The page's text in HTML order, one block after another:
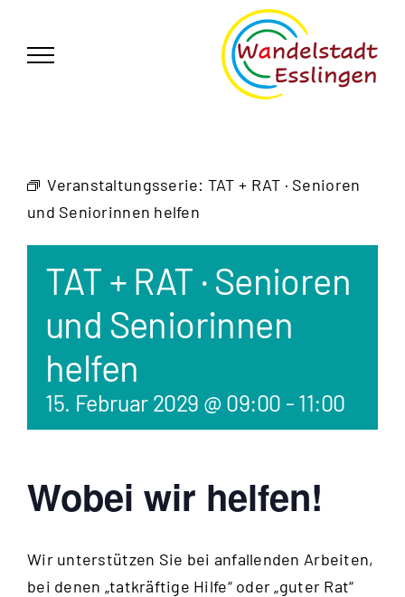
springen
Veranstaltungsserie: TAT + RAT · Senioren
und Seniorinnen helfen
TAT + RAT · Senioren
und Seniorinnen
helfen
15. Februar 2029 @ 09:00 - 11:00
Wobei wir helfen!
Wir unterstützen Sie bei anfallenden Arbeiten,
bei denen „tatkräftige Hilfe“ oder „guter Rat“